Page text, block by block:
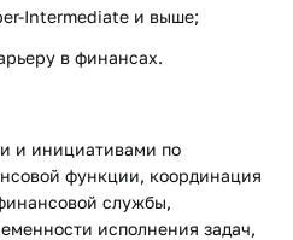
Intermediate и выше;
в финансах.
и инициативами по
функции, координация
службы,
исполнения задач,